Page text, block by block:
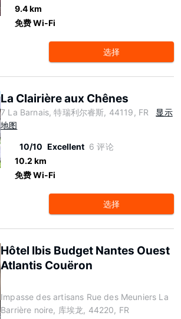
9.4 km
免费 Wi-Fi
选择
La Clairière aux Chênes
7 La Barnais, 特瑞利尔睿斯, 44119, FR
显示
地图
10/10 Excellent 6 评论
10.2 km
免费 Wi-Fi
选择
Hôtel Ibis Budget Nantes Ouest
Atlantis Couëron
Impasse des artisans Rue des Meuniers La
Barrière noire, 库埃龙, 44220, FR